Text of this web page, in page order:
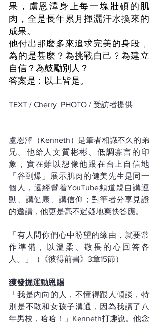
果，盧恩澤身上每一塊壯碩的肌
肉，全是長年累月揮灑汗水換來的
成果。
他付出那麼多來追求完美的身段，
為的是甚麼？為挑戰自己？為建立
自信？為鼓勵別人？
答案是：以上皆是。
TEXT / Cherry  PHOTO / 受訪者提供
盧恩澤（Kenneth）是筆者相識不久的弟
兄。他給人文質彬彬、低調寡言的印
象，實在難以想像他跟在台上自信地
「谷到爆」展示肌肉的健美先生是同一
個人，還經營着YouTube頻道親自講運
動、講健康、講信仰；對筆者分享見證
的邀請，他更是毫不遲疑地爽快答應。
「有人問你們心中盼望的緣由，就要常
作準備，以溫柔、敬畏的心回答各
人。」（《彼得前書》3章15節）
獲發掘運動恩賜
「我是內向的人，不懂得跟人傾談，特
別是不敢和女孩子溝通，因為我讀了八
年男校，哈哈！」Kenneth打趣說。他念